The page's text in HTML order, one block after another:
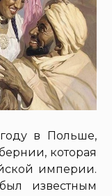
в Польше,
которая
империи.
известным